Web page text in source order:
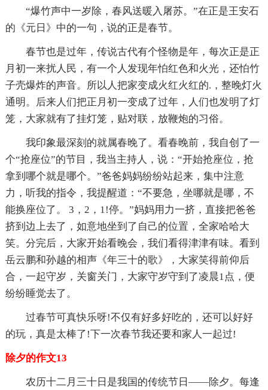
“爆竹声中一岁除，春风送暖入屠苏。”在正是王安石
的《元日》中的一句，说的正是春节。
春节也是过年，传说古代有个怪物是年，每次正是正
月初一来扰人民，有一个人发现年怕红色和火光，还怕竹
子壳爆炸的声音。所以人把家变成火红火红的.，整晚灯火
通明。后来人们把正月初一变成了过年，人们也发明了灯
笼，大家就有了挂灯笼，贴对联，放鞭炮的习俗。
我印象最深刻的就属春晚了。看春晚前，我自创了一
个“抢座位”的节目，我当主持人，说：“开始抢座位，抢
拿到哪个就是哪个。”爸爸妈妈纷纷站起来，集中注意
力，听我的指令，我提醒道：“不要急，坐哪就是哪，不
能换座位了。 3，2，1!停。”妈妈用力一挤，直接把爸爸
挤到边上去了，如意地坐到了自己的位置，全家哈哈大
笑。分完后，大家开始看晚会，我们看得津津有味。看到
岳云鹏和孙越的相声《年三十的歌》，大家笑得前仰后
合，一起守岁，关窗关门，大家守岁守到了凌晨1点，便
纷纷睡觉去了。
过春节可真快乐呀!不仅有好多好吃的，还可以好好
的玩，真是太棒了!下一次春节我还要和家人一起过!
除夕的作文13
农历十二月三十日是我国的传统节日——除夕。每逢